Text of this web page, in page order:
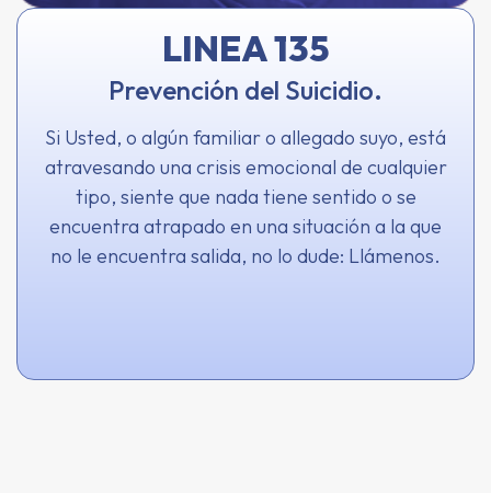
LINEA 135
Prevención del Suicidio.
Si Usted, o algún familiar o allegado suyo, está
atravesando una crisis emocional de cualquier
tipo, siente que nada tiene sentido o se
encuentra atrapado en una situación a la que
no le encuentra salida, no lo dude: Llámenos.